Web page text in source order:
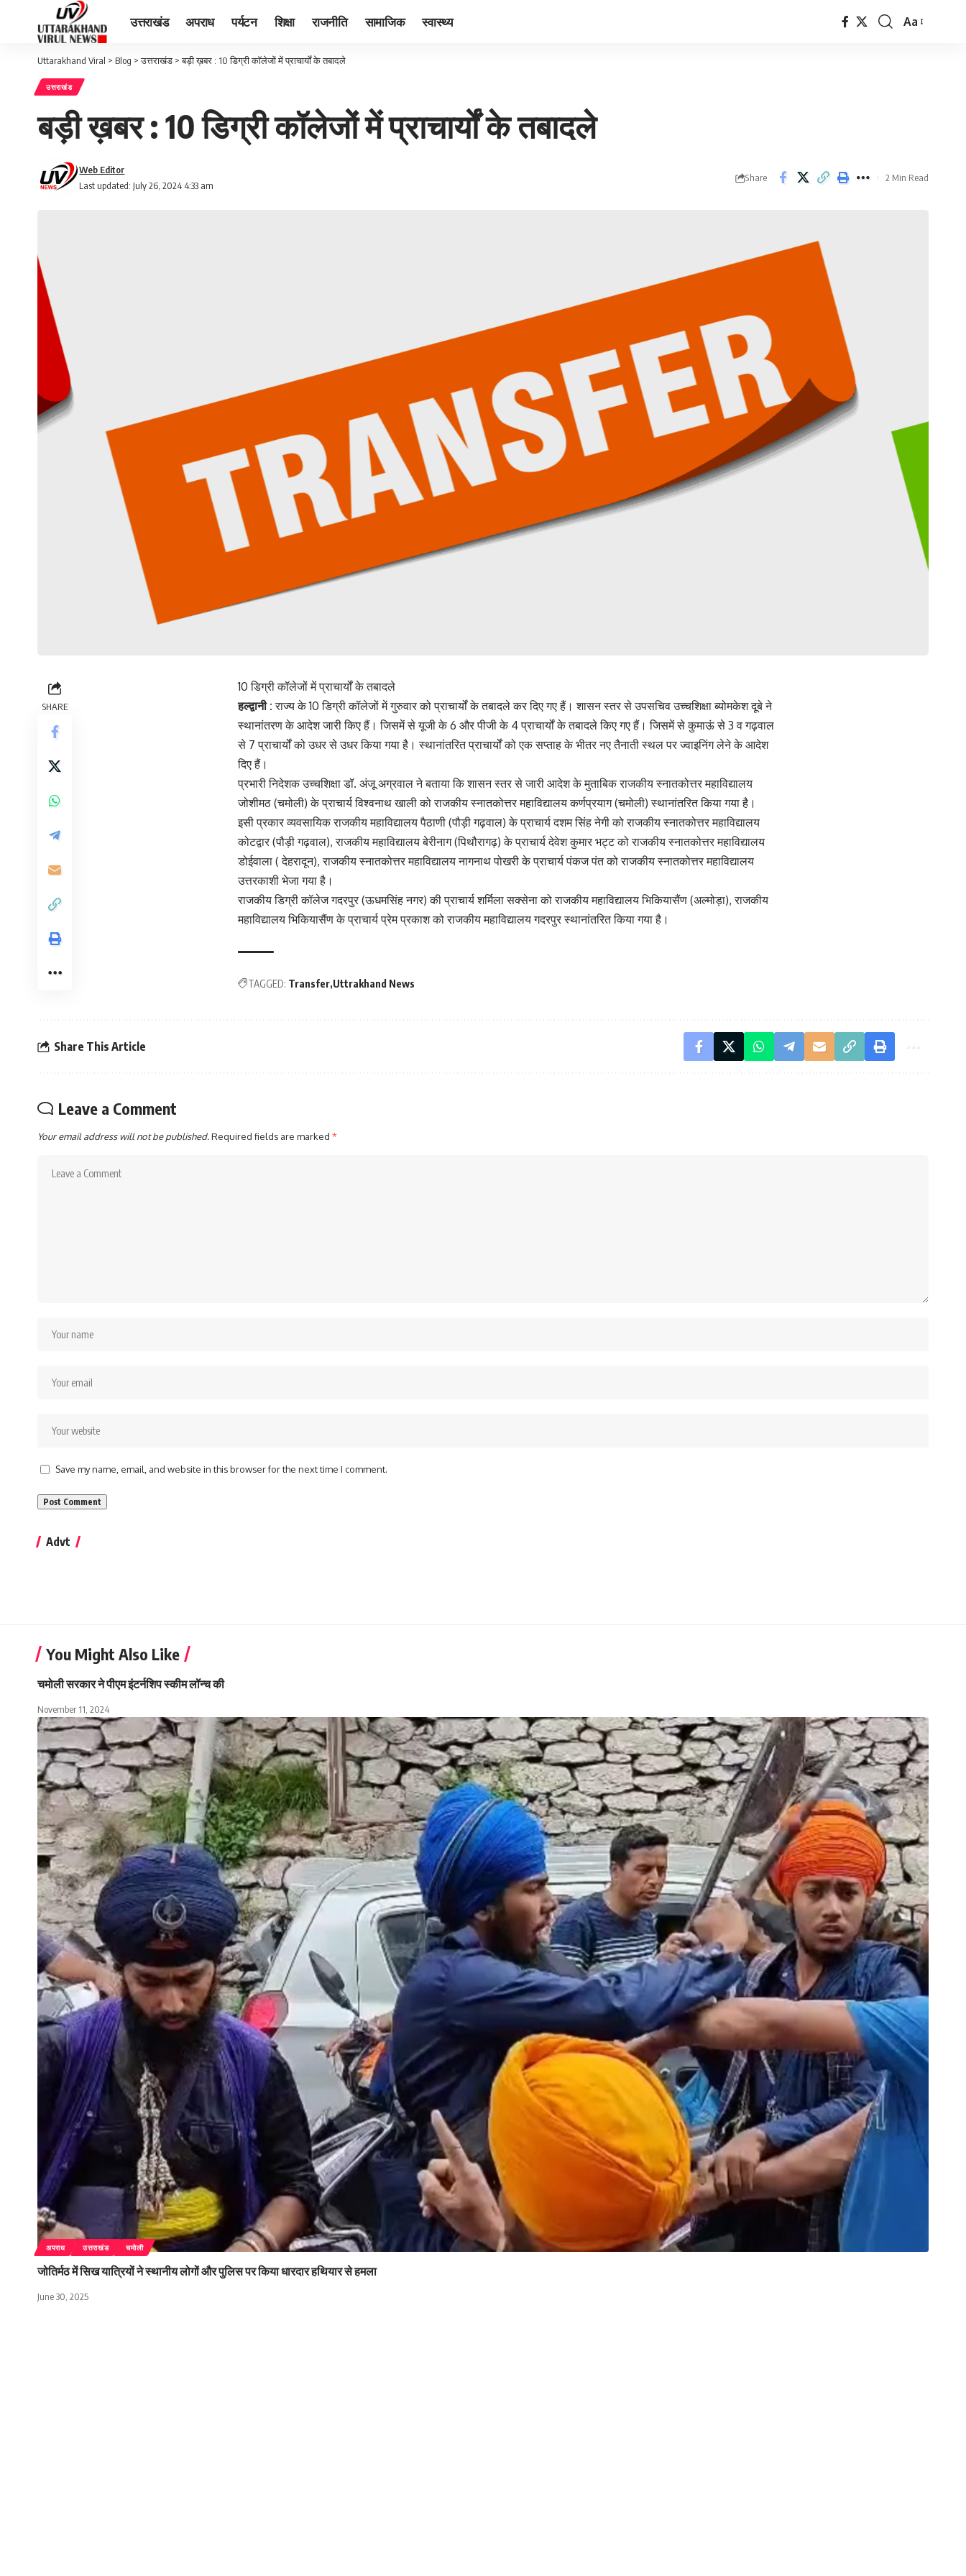
उत्तराखंड अपराध पर्यटन शिक्षा राजनीति सामाजिक स्वास्थ्य
Font
Aa
Uttarakhand Viral > Blog >उत्तराखंड >बड़ी ख़बर : 10 डिग्री कॉलेजों में प्राचार्यों के तबादले
उत्तराखंड
बड़ी ख़बर : 10 डिग्री कॉलेजों में प्राचार्यों के तबादले
Last updated: July 26, 2024 4:33 am
Web Editor
Share 2 Min Read
SHARE
10 डिग्री कॉलेजों में प्राचार्यों के तबादले
हल्द्वानी : राज्य के 10 डिग्री कॉलेजों में गुरुवार को प्राचार्यों के तबादले कर दिए गए हैं। शासन स्तर से उपसचिव उच्चशिक्षा ब्योमकेश दूबे ने
स्थानांतरण के आदेश जारी किए हैं। जिसमें से यूजी के 6 और पीजी के 4 प्राचार्यों के तबादले किए गए हैं। जिसमें से कुमाऊं से 3 व गढ़वाल
से 7 प्राचार्यों को उधर से उधर किया गया है। स्थानांतरित प्राचार्यों को एक सप्ताह के भीतर नए तैनाती स्थल पर ज्वाइनिंग लेने के आदेश
दिए हैं।
प्रभारी निदेशक उच्चशिक्षा डॉ. अंजू अग्रवाल ने बताया कि शासन स्तर से जारी आदेश के मुताबिक राजकीय स्नातकोत्तर महाविद्यालय
जोशीमठ (चमोली) के प्राचार्य विश्वनाथ खाली को राजकीय स्नातकोत्तर महाविद्यालय कर्णप्रयाग (चमोली) स्थानांतरित किया गया है।
इसी प्रकार व्यवसायिक राजकीय महाविद्यालय पैठाणी (पौड़ी गढ़वाल) के प्राचार्य दशम सिंह नेगी को राजकीय स्नातकोत्तर महाविद्यालय
कोटद्वार (पौड़ी गढ़वाल), राजकीय महाविद्यालय बेरीनाग (पिथौरागढ़) के प्राचार्य देवेश कुमार भट्ट को राजकीय स्नातकोत्तर महाविद्यालय
डोईवाला ( देहरादून), राजकीय स्नातकोत्तर महाविद्यालय नागनाथ पोखरी के प्राचार्य पंकज पंत को राजकीय स्नातकोत्तर महाविद्यालय
उत्तरकाशी भेजा गया है।
राजकीय डिग्री कॉलेज गदरपुर (ऊधमसिंह नगर) की प्राचार्य शर्मिला सक्सेना को राजकीय महाविद्यालय भिकियासैंण (अल्मोड़ा), राजकीय
महाविद्यालय भिकियासैंण के प्राचार्य प्रेम प्रकाश को राजकीय महाविद्यालय गदरपुर स्थानांतरित किया गया है।
TAGGED: Transfer Uttrakhand News
Share This Article
Leave a Comment
Your email address will not be published.Required fields are marked *
Save my name, email, and website in this browser for the next time I comment.
Advt
You Might Also Like
चमोली सरकार ने पीएम इंटर्नशिप स्कीम लॉन्च की
November 11, 2024
अपराध उत्तराखंड चमोली
जोतिर्मठ में सिख यात्रियों ने स्थानीय लोगों और पुलिस पर किया धारदार हथियार से हमला
June 30, 2025